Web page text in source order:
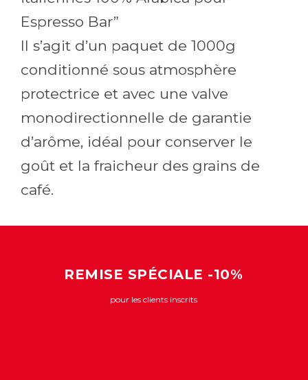
Espresso Bar”
Il s’agit d’un paquet de 1000g
conditionné sous atmosphère
protectrice et avec une valve
monodirectionnelle de garantie
d’arôme, idéal pour conserver le
goût et la fraicheur des grains de
café.
REMISE SPÉCIALE -10%
pour les clients inscrits